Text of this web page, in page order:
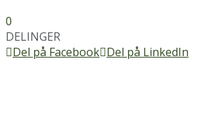
0
DELINGER
Del på Facebook Del på LinkedIn